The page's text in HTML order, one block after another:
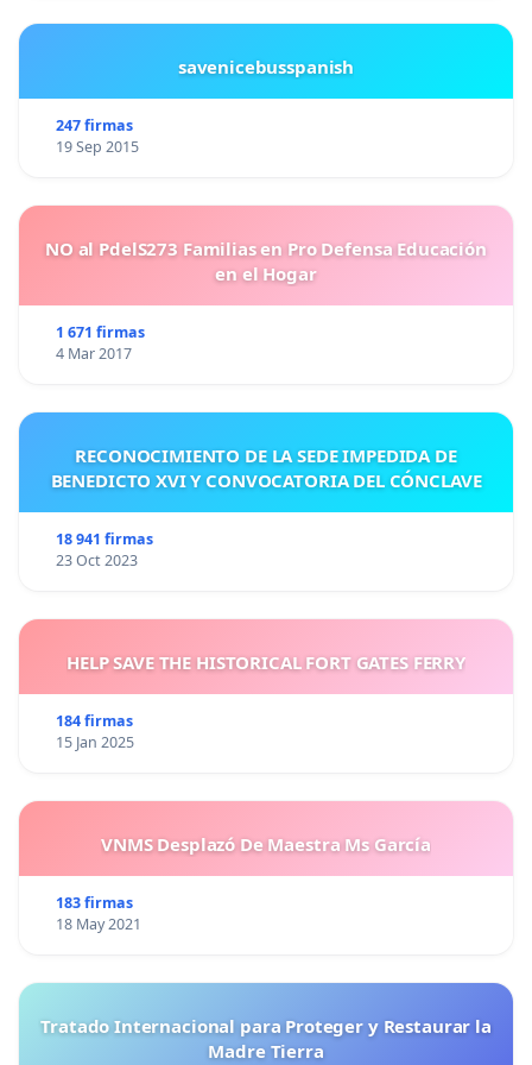
savenicebusspanish
247 firmas
19 Sep 2015
NO al PdelS273 Familias en Pro Defensa Educación
en el Hogar
1 671 firmas
4 Mar 2017
RECONOCIMIENTO DE LA SEDE IMPEDIDA DE
BENEDICTO XVI Y CONVOCATORIA DEL CÓNCLAVE
18 941 firmas
23 Oct 2023
HELP SAVE THE HISTORICAL FORT GATES FERRY
184 firmas
15 Jan 2025
VNMS Desplazó De Maestra Ms García
183 firmas
18 May 2021
Tratado Internacional para Proteger y Restaurar la
Madre Tierra